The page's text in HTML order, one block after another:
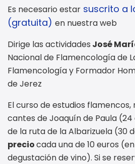
Es necesario estar suscrito a
(gratuita) en nuestra web
Dirige las actividades José
Nacional de Flamencología de
Flamencología y Formador
de Jerez
El curso de estudios
cantes de Joaquín de Paula
de la ruta de la Albarizuela (30
preciocada una de 10 euros
degustación de vino). Si se